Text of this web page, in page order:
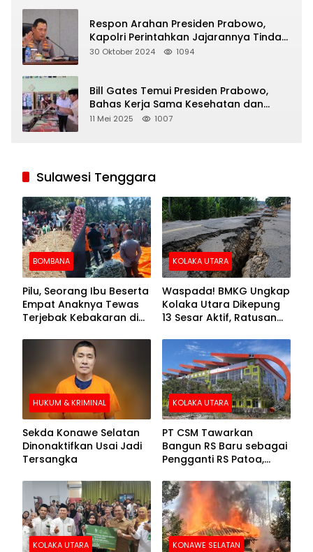
Respon Arahan Presiden Prabowo,
Kapolri Perintahkan Jajarannya Tindak
Tegas Pelaku Judi Online
30 Oktober 2024 1094
Bill Gates Temui Presiden Prabowo,
Bahas Kerja Sama Kesehatan dan
Program Makan Bergizi Gratis
11 Mei 2025 1007
Sulawesi Tenggara
BOMBANA
Pilu, Seorang Ibu Beserta
Empat Anaknya Tewas
Terjebak Kebakaran di
KOLAKA UTARA
Waspada! BMKG Ungkap
Kolaka Utara Dikepung
13 Sesar Aktif, Ratusan
HUKUM & KRIMINAL
Sekda Konawe Selatan
Dinonaktifkan Usai Jadi
Tersangka
KOLAKA UTARA
PT CSM Tawarkan
Bangun RS Baru sebagai
Pengganti RS Patoa,
Kolut
KOLAKA UTARA KONAWE SELATAN